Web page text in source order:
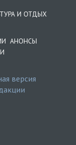
И ОТДЫХ
АНОНСЫ
версия